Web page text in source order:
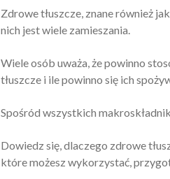
Zdrowe tłuszcze, znane również
nich jest wiele zamieszania.
Wiele osób uważa, że powinno
tłuszcze i ile powinno się ich
Spośród wszystkich
Dowiedz się, dlaczego zdrowe
które możesz wykorzystać,